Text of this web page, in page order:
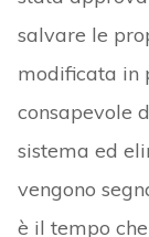
salvare le
modificata in
consapevole
sistema ed
vengono
è il tempo